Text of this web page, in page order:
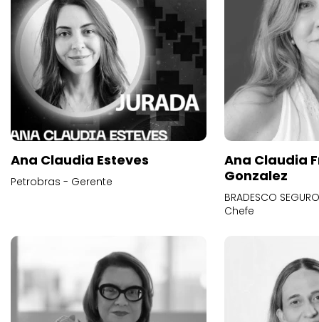
Ana Claudia Esteves
Petrobras - Gerente
Ana Claudia
Gonzalez
BRADESCO
Chefe